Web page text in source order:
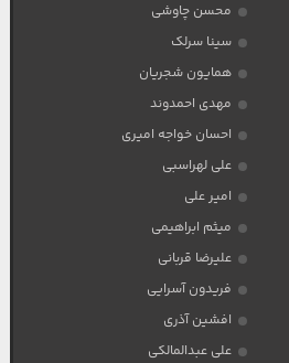
محسن چاوشی
سینا سرلک
همایون شجریان
مهدی احمدوند
احسان خواجه امیری
علی لهراسبی
امیر علی
میثم ابراهیمی
علیرضا قربانی
فریدون آسرایی
افشین آذری
علی عبدالمالکی